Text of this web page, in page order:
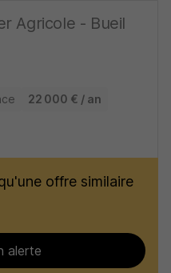
Agricole - Bueil
22 000 € / an
offre similaire
alerte